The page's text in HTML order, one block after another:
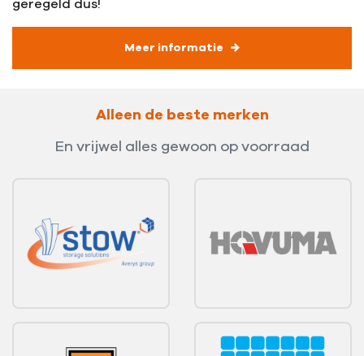
geregeld dus!
Meer informatie
Alleen de beste merken
En vrijwel alles gewoon op voorraad
Bekijk